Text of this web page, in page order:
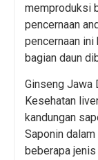
memproduksi
pencernaan
pencernaan ini
bagian daun
Ginseng Jawa
Kesehatan
kandungan
Saponin
beberapa